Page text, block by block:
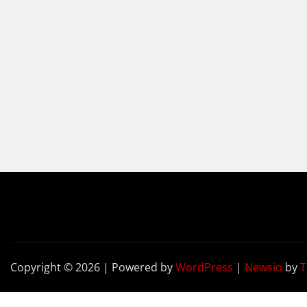
Copyright © 2026 | Powered byWordPress | Newsio by